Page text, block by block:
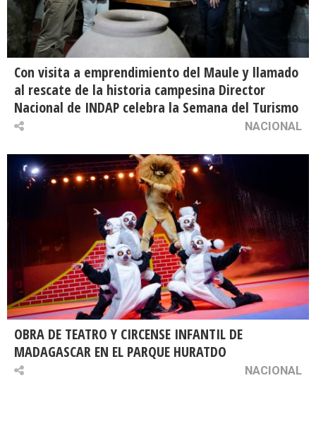
Con visita a emprendimiento del Maule y llamado
al rescate de la historia campesina Director
Nacional de INDAP celebra la Semana del Turismo
NACIONAL
OBRA DE TEATRO Y CIRCENSE INFANTIL DE
MADAGASCAR EN EL PARQUE HURATDO
NACIONAL